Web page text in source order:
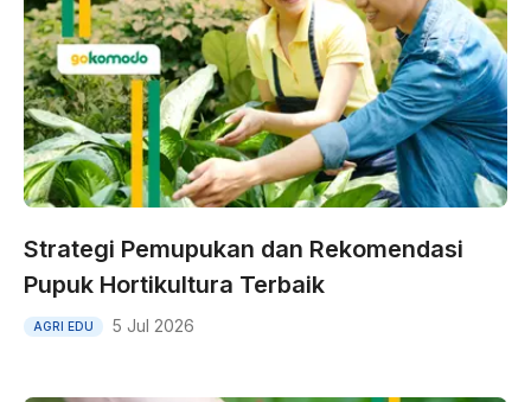
Strategi Pemupukan dan Rekomendasi
Pupuk Hortikultura Terbaik
AGRI EDU 5 Jul 2026